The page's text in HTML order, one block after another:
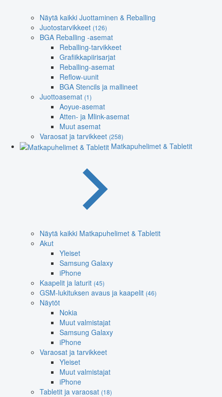
Näytä kaikki Juottaminen & Reballing
Juotostarvikkeet (126)
BGA Reballing -asemat
Reballing-tarvikkeet
Grafiikkapiirisarjat
Reballing-asemat
Reflow-uunit
BGA Stencils ja mallineet
Juottoasemat (1)
Aoyue-asemat
Atten- ja Mlink-asemat
Muut asemat
Varaosat ja tarvikkeet (258)
Matkapuhelimet & Tabletit
Näytä kaikki Matkapuhelimet & Tabletit
Akut
Yleiset
Samsung Galaxy
iPhone
Kaapelit ja laturit (45)
GSM-lukituksen avaus ja kaapelit (46)
Näytöt
Nokia
Muut valmistajat
Samsung Galaxy
iPhone
Varaosat ja tarvikkeet
Yleiset
Muut valmistajat
iPhone
Tabletit ja varaosat (18)